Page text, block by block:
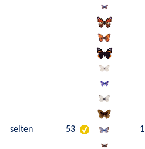
selten 53 1